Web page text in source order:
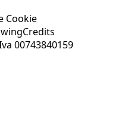
Cookie
Credits
00743840159